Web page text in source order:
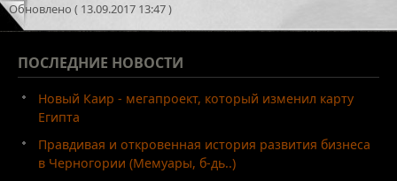
Обновлено ( 13.09.2017 13:47 )
ПОСЛЕДНИЕ НОВОСТИ
Новый Каир - мегапроект, который изменил карту
Египта
Правдивая и откровенная история развития бизнеса
в Черногории (Мемуары, б-дь..)